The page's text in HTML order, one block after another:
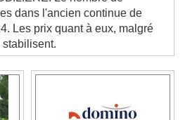
Le nombre de
dans l'ancien continue de
Les prix quant à eux, malgré
stabilisent.